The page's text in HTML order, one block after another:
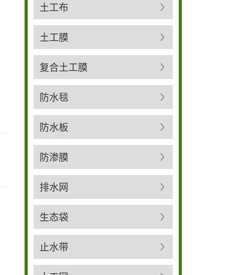
土工布
土工膜
复合土工膜
防水毯
防水板
防渗膜
排水网
生态袋
止水带